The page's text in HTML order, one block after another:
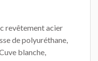
revêtement acier
de polyuréthane,
blanche,